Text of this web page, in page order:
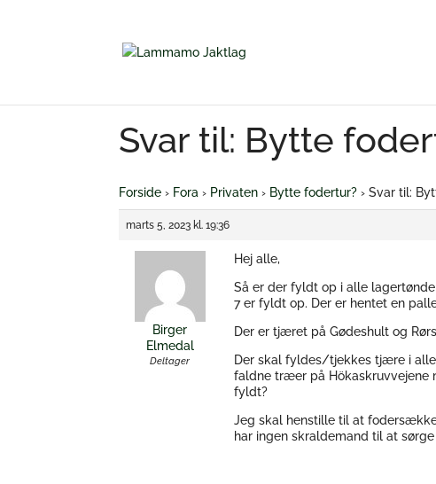
Svar til: Bytte
Forside › Fora › Privaten › Bytte fodertur? › Svar til:
marts 5, 2023 kl. 19:36
Birger
Elmedal
Deltager
Hej alle,
Så er der fyldt op i alle
7 er fyldt op. Der er hentet en
Der er tjæret på Gødeshult og
Der skal fyldes/tjekkes tjære i alle
faldne træer på Hökaskruvvejene
fyldt?
Jeg skal henstille til at
har ingen skraldemand til at